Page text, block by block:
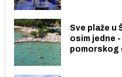
Sve plaže u
osim jedne
pomorskog